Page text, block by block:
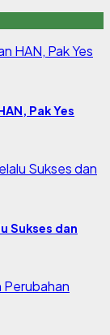
Pak Yes
Sukses dan